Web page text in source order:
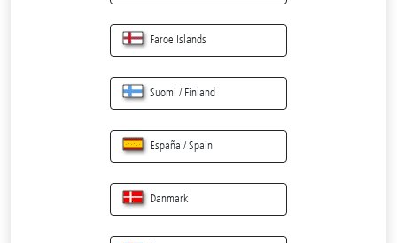
Faroe Islands
Suomi / Finland
España / Spain
Danmark